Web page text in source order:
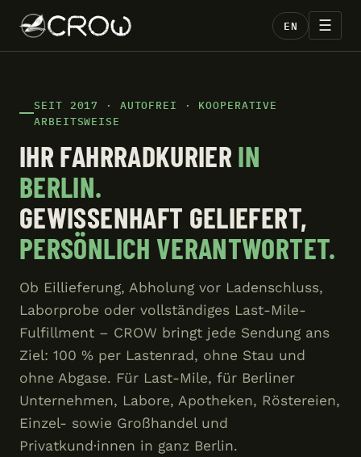
EN ☰
SEIT 2017 · AUTOFREI · KOOPERATIVE
ARBEITSWEISE
IHR FAHRRADKURIER IN
BERLIN.
GEWISSENHAFT GELIEFERT,
PERSÖNLICH VERANTWORTET.
Ob Eillieferung, Abholung vor Ladenschluss,
Laborprobe oder vollständiges Last-Mile-
Fulfillment – CROW bringt jede Sendung ans
Ziel: 100 % per Lastenrad, ohne Stau und
ohne Abgase. Für Last-Mile, für Berliner
Unternehmen, Labore, Apotheken, Röstereien,
Einzel- sowie Großhandel und
Privatkund·innen in ganz Berlin.